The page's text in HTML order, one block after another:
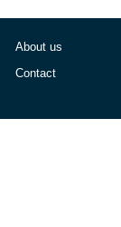
About us
Contact